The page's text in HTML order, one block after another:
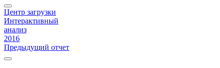
Центр загрузки
Интерактивный
анализ
2016
Предыдущий отчет